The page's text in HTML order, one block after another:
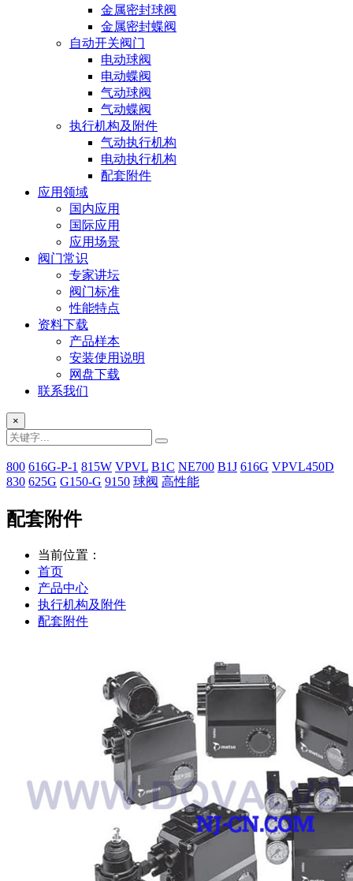
金属密封球阀
金属密封蝶阀
自动开关阀门
电动球阀
电动蝶阀
气动球阀
气动蝶阀
执行机构及附件
气动执行机构
电动执行机构
配套附件
应用领域
国内应用
国际应用
应用场景
阀门常识
专家讲坛
阀门标准
性能特点
资料下载
产品样本
安装使用说明
网盘下载
联系我们
×
800 616G-P-1 815W VPVL B1C NE700 B1J 616G VPVL450D
830 625G G150-G 9150 球阀 高性能
配套附件
当前位置：
首页
产品中心
执行机构及附件
配套附件